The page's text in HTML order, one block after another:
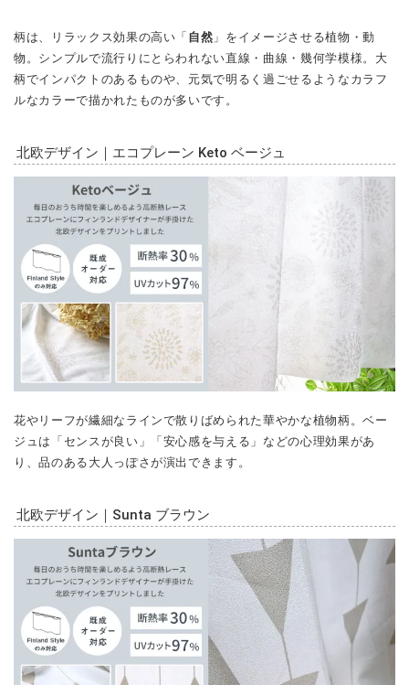
柄は、リラックス効果の高い「 自然 」をイメージさせる植物・動
物。シンプルで流行りにとらわれない直線・曲線・幾何学模様。大
柄でインパクトのあるものや、元気で明るく過ごせるようなカラフ
ルなカラーで描かれたものが多いです。
北欧デザイン｜エコプレーン Keto ベージュ
花やリーフが繊細なラインで散りばめられた華やかな植物柄。ベー
ジュは「センスが良い」「安心感を与える」などの心理効果があ
り、品のある大人っぽさが演出できます。
北欧デザイン｜Sunta ブラウン